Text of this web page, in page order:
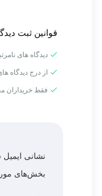
قوانین ثبت
دیدگاه های
از درج دیدگاه
فقط خریداران
نشانی
بخش‌های